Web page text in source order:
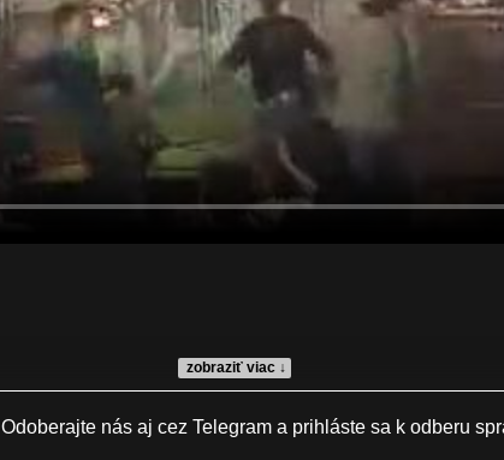
zobraziť viac ↓
Odoberajte nás aj cez Telegram a prihláste sa k odberu